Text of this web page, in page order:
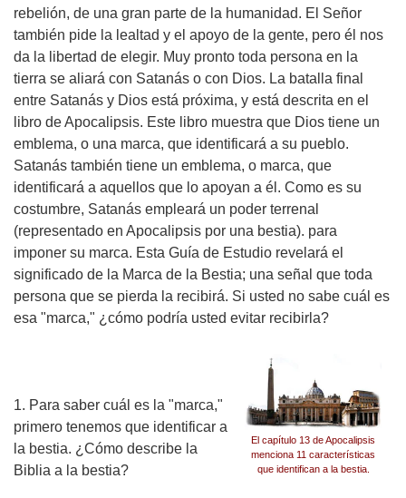
rebelión, de una gran parte de la humanidad. El Señor
también pide la lealtad y el apoyo de la gente, pero él nos
da la libertad de elegir. Muy pronto toda persona en la
tierra se aliará con Satanás o con Dios. La batalla final
entre Satanás y Dios está próxima, y está descrita en el
libro de Apocalipsis. Este libro muestra que Dios tiene un
emblema, o una marca, que identificará a su pueblo.
Satanás también tiene un emblema, o marca, que
identificará a aquellos que lo apoyan a él. Como es su
costumbre, Satanás empleará un poder terrenal
(representado en Apocalipsis por una bestia). para
imponer su marca. Esta Guía de Estudio revelará el
significado de la Marca de la Bestia; una señal que toda
persona que se pierda la recibirá. Si usted no sabe cuál es
esa "marca," ¿cómo podría usted evitar recibirla?
El capítulo 13 de Apocalipsis
menciona 11 características
que identifican a la bestia.
1. Para saber cuál es la "marca,"
primero tenemos que identificar a
la bestia. ¿Cómo describe la
Biblia a la bestia?